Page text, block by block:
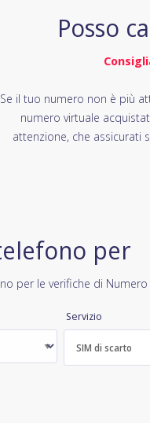
Posso
Se il tuo numero non è più
numero virtuale
attenzione, che
per
per le verifiche di
Servizio
SIM di scarto